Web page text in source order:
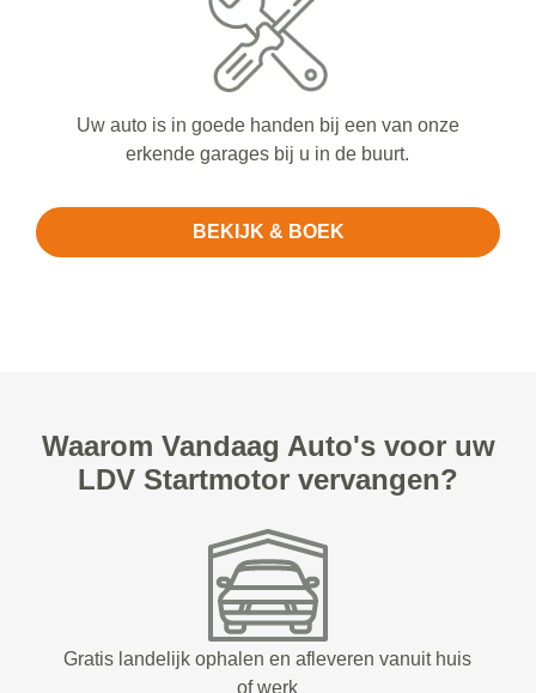
Uw auto is in goede handen bij een van onze
erkende garages bij u in de buurt.
BEKIJK & BOEK
Waarom Vandaag Auto's voor uw
LDV Startmotor vervangen?
Gratis landelijk ophalen en afleveren vanuit huis
of werk